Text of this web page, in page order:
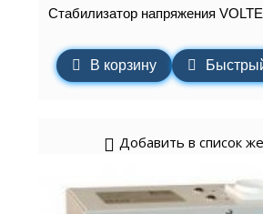
Стабилизатор напряжения
В корзину
Добавить в список